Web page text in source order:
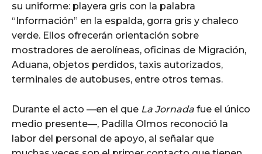
su uniforme: playera gris con la palabra
“Información” en la espalda, gorra gris y chaleco
verde. Ellos ofrecerán orientación sobre
mostradores de aerolíneas, oficinas de Migración,
Aduana, objetos perdidos, taxis autorizados,
terminales de autobuses, entre otros temas.
Durante el acto —en el que La Jornada fue el único
medio presente—, Padilla Olmos reconoció la
labor del personal de apoyo, al señalar que